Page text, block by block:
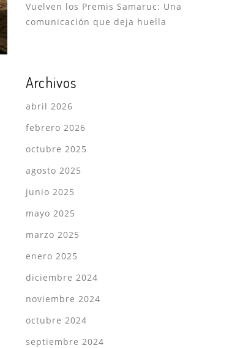
Vuelven los Premis Samaruc: Una
comunicación que deja huella
Archivos
abril 2026
febrero 2026
octubre 2025
agosto 2025
junio 2025
mayo 2025
marzo 2025
enero 2025
diciembre 2024
noviembre 2024
octubre 2024
septiembre 2024